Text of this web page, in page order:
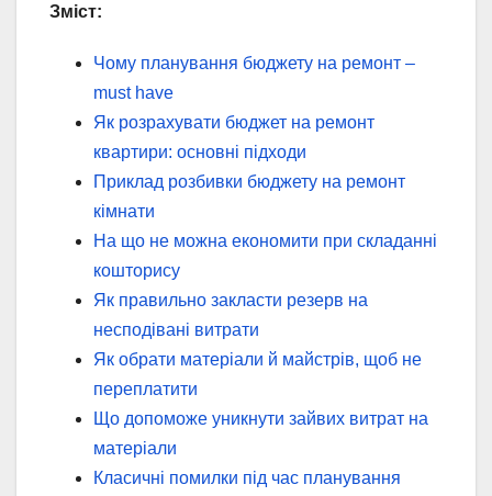
Зміст:
Чому планування бюджету на ремонт –
must have
Як розрахувати бюджет на ремонт
квартири: основні підходи
Приклад розбивки бюджету на ремонт
кімнати
На що не можна економити при складанні
кошторису
Як правильно закласти резерв на
несподівані витрати
Як обрати матеріали й майстрів, щоб не
переплатити
Що допоможе уникнути зайвих витрат на
матеріали
Класичні помилки під час планування